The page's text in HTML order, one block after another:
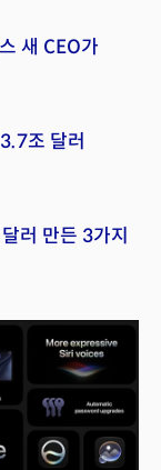
새 CEO가
조 달러
러 만든 3가지